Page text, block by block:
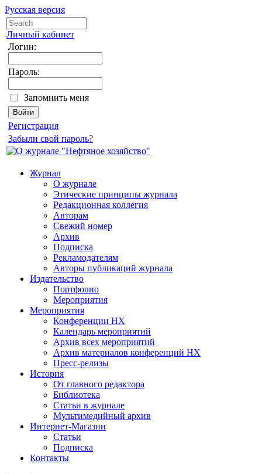
Русская версия
Личный кабинет
Логин:
Пароль:
Запомнить меня
Регистрация
Забыли свой пароль?
Журнал
О журнале
Этические принципы журнала
Редакционная коллегия
Авторам
Свежий номер
Архив
Подписка
Рекламодателям
Авторы публикаций журнала
Издательство
Портфолио
Мероприятия
Мероприятия
Конференции НХ
Календарь мероприятий
Архив всех мероприятий
Архив материалов конференций НХ
Пресс-релизы
История
От главного редактора
Библиотека
Статьи в журнале
Мультимедийный архив
Интернет-Магазин
Статьи
Подписка
Контакты